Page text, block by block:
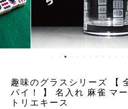
趣味のグラスシリーズ 【
パイ！ 】 名入れ 麻雀 マ
トリエキース